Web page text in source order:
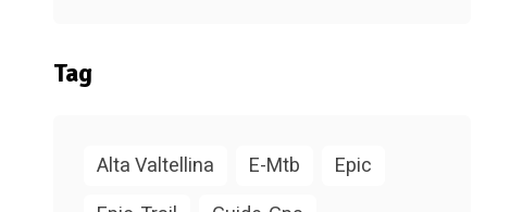
Tag
Alta Valtellina E-Mtb
Epic